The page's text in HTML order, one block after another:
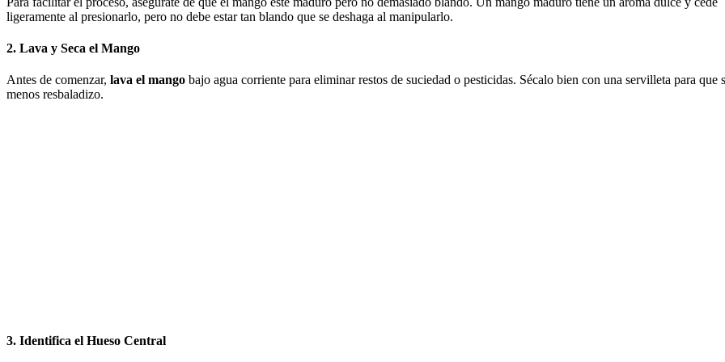
ligeramente al presionarlo, pero no debe estar tan blando que se deshaga al manipularlo.
2. Lava y Seca el Mango
Antes de comenzar, lava el mango bajo agua corriente para eliminar restos de suciedad o pesticidas. Sécalo bien con una servilleta para que
menos resbaladizo.
3. Identifica el Hueso Central